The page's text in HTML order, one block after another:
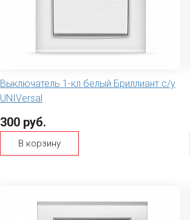
Выключатель 1-кл белый Бриллиант с/у
UNIVersal
300 руб.
В корзину